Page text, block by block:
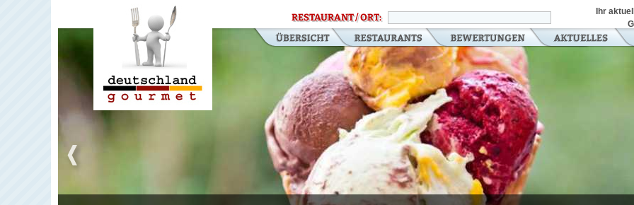
RESTAURANT / ORT:
Ihr